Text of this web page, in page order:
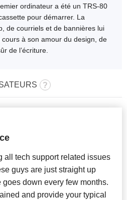
ordinateur a été un TRS-80
pour démarrer. La
de courriels et de bannières lui
à son amour du design, de
de l’écriture.
all tech support related issues
guys are just straight up
down every few months.
and provide your typical